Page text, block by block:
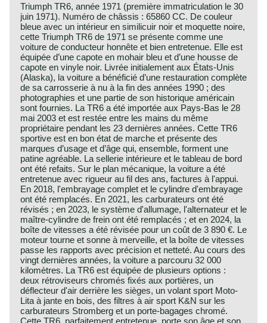
Triumph TR6, année 1971 (première immatriculation le 30
juin 1971). Numéro de châssis : 65860 CC. De couleur
bleue avec un intérieur en similicuir noir et moquette noire,
cette Triumph TR6 de 1971 se présente comme une
voiture de conducteur honnête et bien entretenue. Elle est
équipée d’une capote en mohair bleu et d’une housse de
capote en vinyle noir. Livrée initialement aux États-Unis
(Alaska), la voiture a bénéficié d’une restauration complète
de sa carrosserie à nu à la fin des années 1990 ; des
photographies et une partie de son historique américain
sont fournies. La TR6 a été importée aux Pays-Bas le 28
mai 2003 et est restée entre les mains du même
propriétaire pendant les 23 dernières années. Cette TR6
sportive est en bon état de marche et présente des
marques d’usage et d’âge qui, ensemble, forment une
patine agréable. La sellerie intérieure et le tableau de bord
ont été refaits. Sur le plan mécanique, la voiture a été
entretenue avec rigueur au fil des ans, factures à l'appui.
En 2018, l'embrayage complet et le cylindre d'embrayage
ont été remplacés. En 2021, les carburateurs ont été
révisés ; en 2023, le système d'allumage, l'alternateur et le
maître-cylindre de frein ont été remplacés ; et en 2024, la
boîte de vitesses a été révisée pour un coût de 3 890 €. Le
moteur tourne et sonne à merveille, et la boîte de vitesses
passe les rapports avec précision et netteté. Au cours des
vingt dernières années, la voiture a parcouru 32 000
kilomètres. La TR6 est équipée de plusieurs options :
deux rétroviseurs chromés fixés aux portières, un
déflecteur d'air derrière les sièges, un volant sport Moto-
Lita à jante en bois, des filtres à air sport K&N sur les
carburateurs Stromberg et un porte-bagages chromé.
Cette TR6, parfaitement entretenue, porte son âge et son